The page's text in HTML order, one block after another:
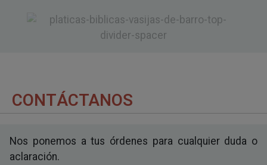
CONTÁCTANOS
Nos ponemos a tus órdenes para cualquier duda o
aclaración.